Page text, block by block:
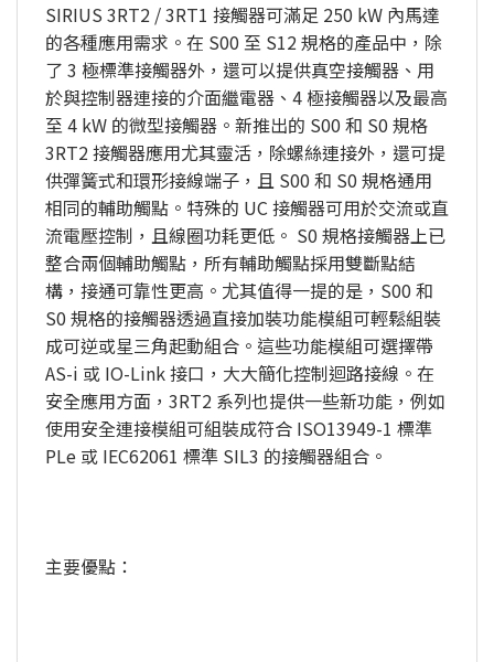
SIRIUS 3RT2 / 3RT1 接觸器可滿足 250 kW 內馬達
的各種應用需求。在 S00 至 S12 規格的產品中，除
了 3 極標準接觸器外，還可以提供真空接觸器、用
於與控制器連接的介面繼電器、4 極接觸器以及最高
至 4 kW 的微型接觸器。新推出的 S00 和 S0 規格
3RT2 接觸器應用尤其靈活，除螺絲連接外，還可提
供彈簧式和環形接線端子，且 S00 和 S0 規格通用
相同的輔助觸點。特殊的 UC 接觸器可用於交流或直
流電壓控制，且線圈功耗更低。 S0 規格接觸器上已
整合兩個輔助觸點，所有輔助觸點採用雙斷點結
構，接通可靠性更高。尤其值得一提的是，S00 和
S0 規格的接觸器透過直接加裝功能模組可輕鬆組裝
成可逆或星三角起動組合。這些功能模組可選擇帶
AS-i 或 IO-Link 接口，大大簡化控制迴路接線。在
安全應用方面，3RT2 系列也提供一些新功能，例如
使用安全連接模組可組裝成符合 ISO13949-1 標準
PLe 或 IEC62061 標準 SIL3 的接觸器組合。
主要優點：